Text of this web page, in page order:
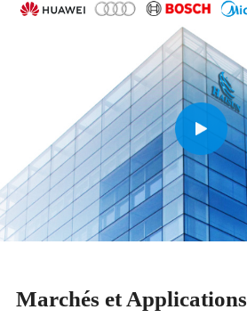
Marchés et Applications